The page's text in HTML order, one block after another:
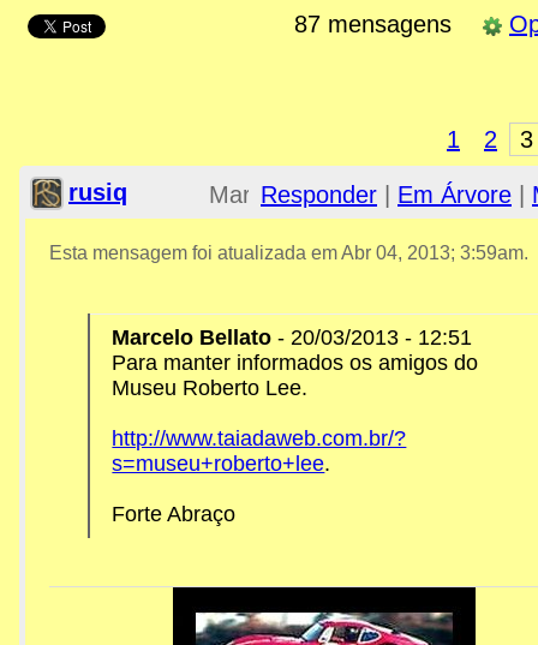
87 mensagens
1 2
3
rusiq
Responder Em Árvore
Mar
20,
2013;
5:24pm
Re: MPAM - Museu
Esta mensagem foi atualizada emAbr 04, 2013; 3:59am.
Marcelo Bellato - 20/03/2013 - 12:51
Para manter informados os amigos do
Museu Roberto Lee.
http://www.taiadaweb.com.br/?
s=museu+roberto+lee.
Forte Abraço